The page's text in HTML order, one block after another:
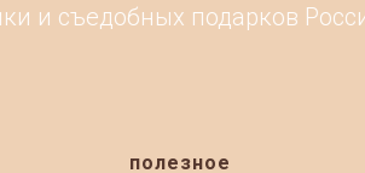
подарков
полезное